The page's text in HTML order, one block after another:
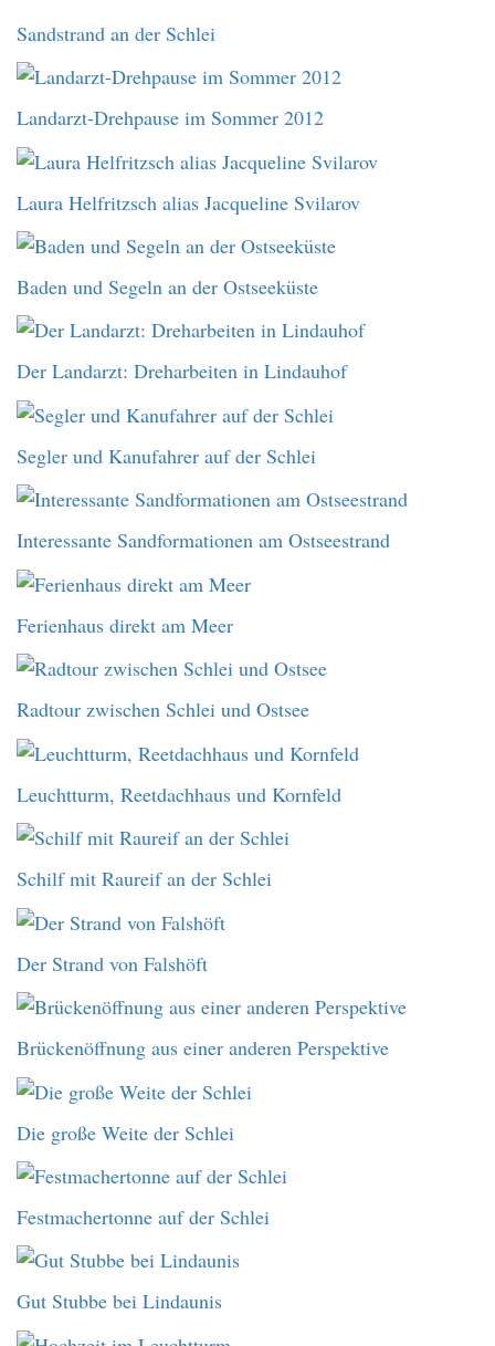
Sandstrand an der Schlei
Landarzt-Drehpause im Sommer 2012
Laura Helfritzsch alias Jacqueline Svilarov
Baden und Segeln an der Ostseeküste
Der Landarzt: Dreharbeiten in Lindauhof
Segler und Kanufahrer auf der Schlei
Interessante Sandformationen am Ostseestrand
Ferienhaus direkt am Meer
Radtour zwischen Schlei und Ostsee
Leuchtturm, Reetdachhaus und Kornfeld
Schilf mit Raureif an der Schlei
Der Strand von Falshöft
Brückenöffnung aus einer anderen Perspektive
Die große Weite der Schlei
Festmachertonne auf der Schlei
Gut Stubbe bei Lindaunis